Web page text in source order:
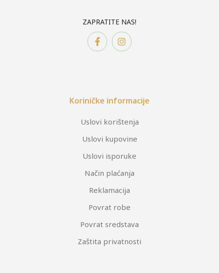
ZAPRATITE NAS!
Koriničke informacije
Uslovi korištenja
Uslovi kupovine
Uslovi isporuke
Način plaćanja
Reklamacija
Povrat robe
Povrat sredstava
Zaštita privatnosti